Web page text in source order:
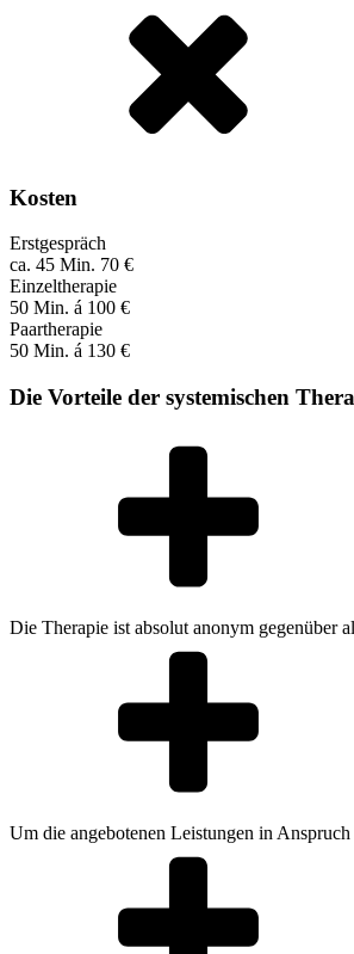
Kosten
Erstgespräch
ca. 45 Min. 70 €
Einzeltherapie
50 Min. á 100 €
Paartherapie
50 Min. á 130 €
Die Vorteile der systemischen
Die Therapie ist absolut anonym gegenüber
Um die angebotenen Leistungen in